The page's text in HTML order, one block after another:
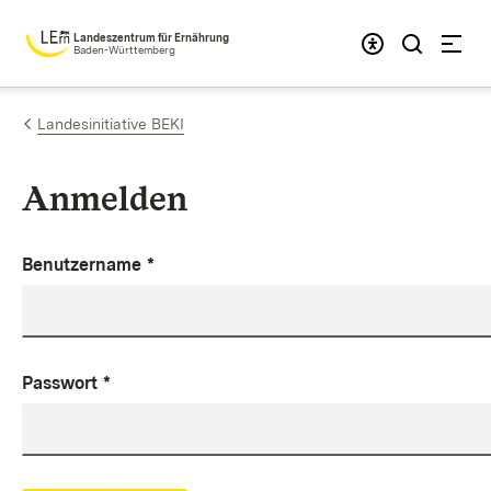
Zum Inhalt springen
Landeszentrum für Ernährung
Baden-Württemberg
Landesinitiative BEKI
Anmelden
Benutzername *
Passwort *